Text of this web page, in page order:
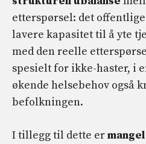
etterspørsel: det
lavere kapasitet til å yte
med den reelle
spesielt for ikke-haster, i
økende helsebehov også
befolkningen.
I tillegg til dette er